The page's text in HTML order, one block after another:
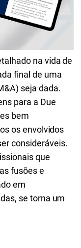
na vida de
final de uma
seja dada.
para a Due
bem
os envolvidos
consideráveis.
que
fusões e
em
se torna um